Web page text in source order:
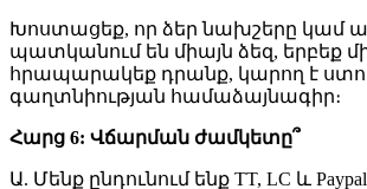
Խոստացեք, որ ձեր նախշերը կամ
պատկանում են միայն ձեզ, երբեք
հրապարակեք դրանք, կարող է
գաղտնիության համաձայնագիր։
Հարց 6: Վճարման ժամկետը՞
Ա. Մենք ընդունում ենք TT, LC և